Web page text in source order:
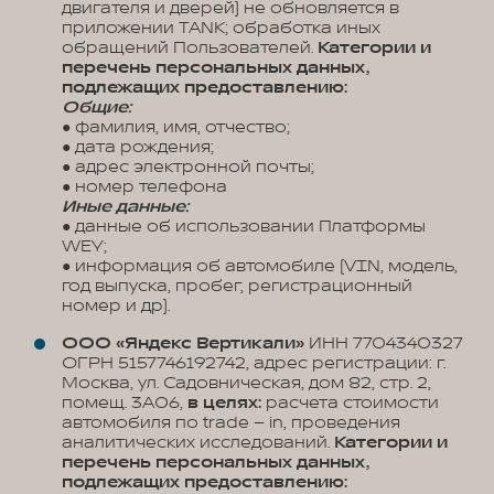
двигателя и дверей) не обновляется в
приложении TANK; обработка иных
обращений Пользователей. Категории и
перечень персональных данных,
подлежащих предоставлению:
Общие:
● фамилия, имя, отчество;
● дата рождения;
● адрес электронной почты;
● номер телефона
Иные данные:
● данные об использовании Платформы
WEY;
● информация об автомобиле (VIN, модель,
год выпуска, пробег, регистрационный
номер и др).
ООО «Яндекс Вертикали» ИНН 7704340327
ОГРН 5157746192742, адрес регистрации: г.
Москва, ул. Садовническая, дом 82, стр. 2,
помещ. 3А06, в целях: расчета стоимости
автомобиля по trade – in, проведения
аналитических исследований. Категории и
перечень персональных данных,
подлежащих предоставлению: